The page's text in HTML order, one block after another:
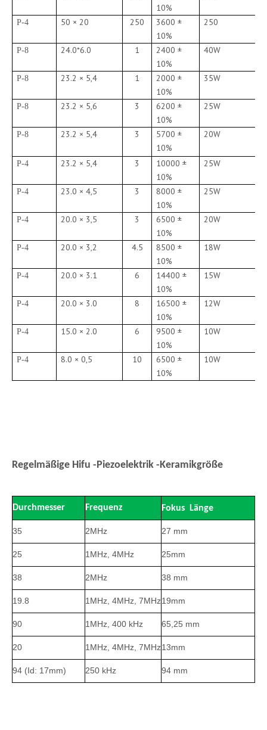
10%
P-4 50 × 20 250
3600 ±
10%
250
P-8 24.0*6.0 1
2400 ±
10%
40W
P-8 23.2 × 5,4 1
2000 ±
10%
35W
P-8 23.2 × 5,6 3
6200 ±
10%
25W
P-8 23.2 × 5,4 3
5700 ±
10%
20W
P-4 23.2 × 5,4 3
10000 ±
10%
25W
P-4 23.0 × 4,5 3
8000 ±
10%
25W
P-4 20.0 × 3,5 3
6500 ±
10%
20W
P-4 20.0 × 3,2 4.5
8500 ±
10%
18W
P-4 20.0 × 3.1 6
14400 ±
10%
15W
P-4 20.0 × 3.0 8
16500 ±
10%
12W
P-4 15.0 × 2.0 6
9500 ±
10%
10W
P-4 8.0 × 0,5 10
6500 ±
10%
10W
Regelmäßige Hifu -Piezoelektrik -Keramikgröße
Durchmesser Frequenz Fokus Länge
35 2MHz 27 mm
25 1MHz, 4MHz 25mm
38 2MHz 38 mm
19.8 1MHz, 4MHz, 7MHz19mm
90 1MHz, 400 kHz 65,25 mm
20 1MHz, 4MHz, 7MHz13mm
94 (Id: 17mm) 250 kHz 94 mm